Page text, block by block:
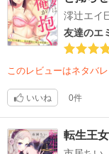
澪辻エイ
友達のエ
このレビューはネタバ
いいね 0件
転生王